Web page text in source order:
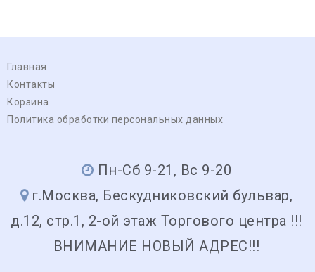
Главная
Контакты
Корзина
Политика обработки персональных данных
Пн-Сб 9-21, Вс 9-20
г.Москва, Бескудниковский бульвар,
д.12, стр.1, 2-ой этаж Торгового центра !!!
ВНИМАНИЕ НОВЫЙ АДРЕС!!!